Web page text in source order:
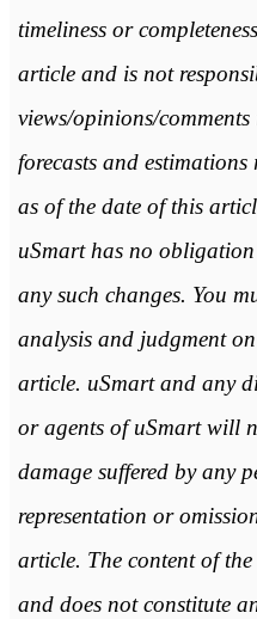
timeliness or
article and is not
views/opinions/
forecasts and estimations
as of the date of this
uSmart has no
any such changes. You
analysis and judgment
article. uSmart and any
or agents of uSmart will
damage suffered by any
representation or
article. The content of
and does not constitute